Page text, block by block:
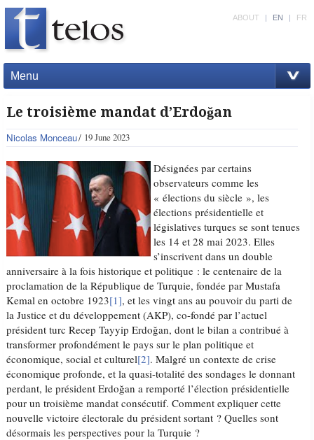
Menu
ABOUT | EN | FR
Le troisième mandat d’Erdoğan
Nicolas Monceau 19 June 2023
Désignées par certains
observateurs comme les
« élections du siècle », les
élections présidentielle et
législatives turques se sont tenues
les 14 et 28 mai 2023. Elles
s’inscrivent dans un double
anniversaire à la fois historique et politique : le centenaire de la
proclamation de la République de Turquie, fondée par Mustafa
Kemal en octobre 1923[1], et les vingt ans au pouvoir du parti de
la Justice et du développement (AKP), co-fondé par l’actuel
président turc Recep Tayyip Erdoğan, dont le bilan a contribué à
transformer profondément le pays sur le plan politique et
économique, social et culturel[2]. Malgré un contexte de crise
économique profonde, et la quasi-totalité des sondages le donnant
perdant, le président Erdoğan a remporté l’élection présidentielle
pour un troisième mandat consécutif. Comment expliquer cette
nouvelle victoire électorale du président sortant ? Quelles sont
désormais les perspectives pour la Turquie ?